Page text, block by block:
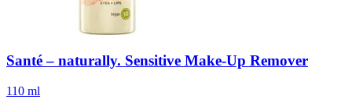
Santé – naturally. Sensitive Make-​Up Remover
110 ml